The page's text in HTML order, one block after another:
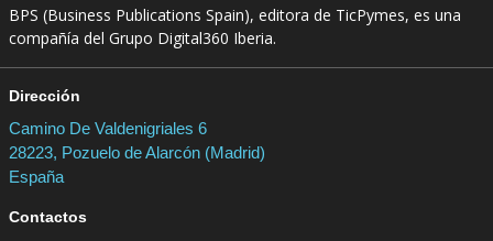
BPS (Business Publications Spain), editora de TicPymes, es una
compañía del Grupo Digital360 Iberia.
Dirección
Camino De Valdenigriales 6
28223, Pozuelo de Alarcón (Madrid)
España
Contactos